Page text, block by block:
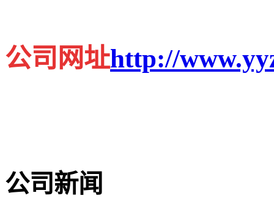
公司网址http://
公司新闻